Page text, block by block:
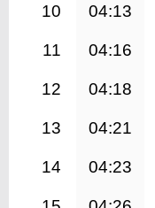
10 04:13
11 04:16
12 04:18
13 04:21
14 04:23